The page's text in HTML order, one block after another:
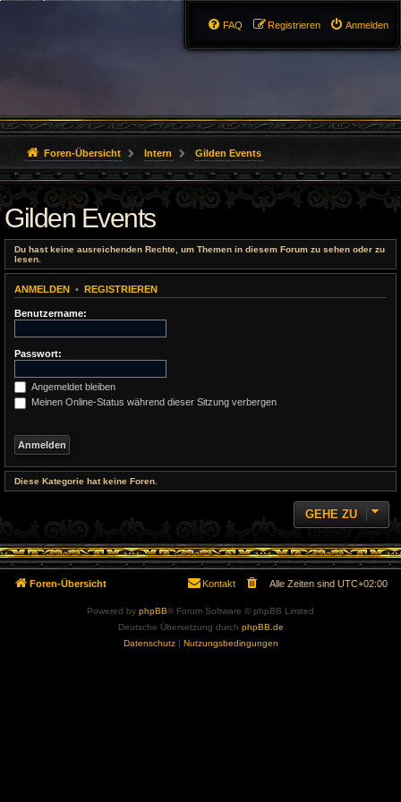
Anmelden
Registrieren
FAQ
Foren-Übersicht Intern Gilden Events
Gilden Events
Du hast keine ausreichenden Rechte, um Themen in diesem Forum zu sehen oder zu
lesen.
ANMELDEN • REGISTRIEREN
Benutzername:
Passwort:
Angemeldet bleiben
Meinen Online-Status während dieser Sitzung verbergen
Diese Kategorie hat keine Foren.
GEHE ZU
Foren-Übersicht Alle Zeiten sind UTC+02:00
Kontakt
Powered by phpBB® Forum Software © phpBB Limited
Deutsche Übersetzung durch phpBB.de
Datenschutz| Nutzungsbedingungen